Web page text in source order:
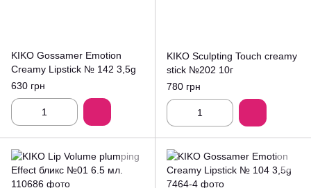
KIKO Gossamer Emotion
Creamy Lipstick № 142 3,5g
630 грн
KIKO Sculpting Touch creamy
stick №202 10г
780 грн